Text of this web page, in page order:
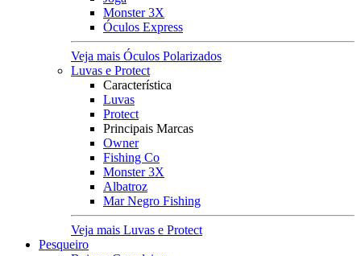
Monster 3X
Óculos Express
Veja mais Óculos Polarizados
Luvas e Protect
Característica
Luvas
Protect
Principais Marcas
Owner
Fishing Co
Monster 3X
Albatroz
Mar Negro Fishing
Veja mais Luvas e Protect
Pesqueiro